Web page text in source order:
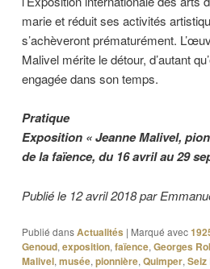
marie et réduit ses activités
s’achèveront prématurément.
Malivel mérite le détour, d’autant
engagée dans son temps.
Pratique
Exposition « Jeanne Malivel,
de la faïence, du 16 avril au 29
Publié le 12 avril 2018 par
Publié dansActualités | Marqué avec
Genoud, exposition, faïence, Georges
Malivel, musée, pionnière, Quimper,